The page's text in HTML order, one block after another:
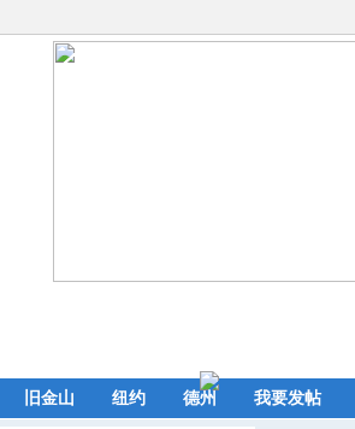
旧金山 纽约 德州 我要发帖